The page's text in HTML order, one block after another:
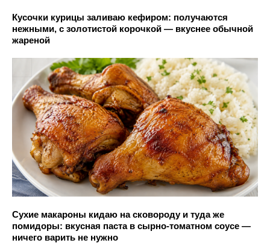
Кусочки курицы заливаю кефиром: получаются
нежными, с золотистой корочкой — вкуснее обычной
жареной
Сухие макароны кидаю на сковороду и туда же
помидоры: вкусная паста в сырно-томатном соусе —
ничего варить не нужно